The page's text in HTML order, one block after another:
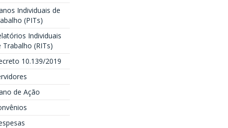
Individuais de
(PITs)
Individuais
Trabalho (RITs)
10.139/2019
de Ação